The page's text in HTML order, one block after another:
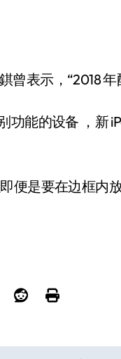
曾表示，“2018 年
功能的设备 ，新
便是要在边框内